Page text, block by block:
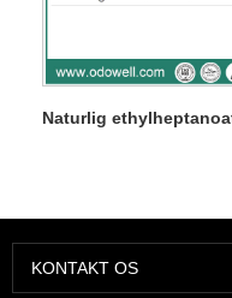
Naturlig
KONTAKT OS